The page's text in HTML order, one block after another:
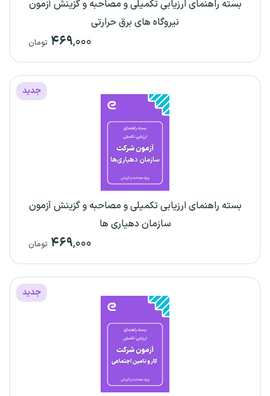
بسته راهنمای ارزیابی تکمیلی و مصاحبه و گزینش آزمون
نیروگاه های برق حرارتی
۴۶۹,۰۰۰ تومان
جدید
بسته راهنمای ارزیابی تکمیلی و مصاحبه و گزینش آزمون
سازمان دهیاری ها
۴۶۹,۰۰۰ تومان
جدید